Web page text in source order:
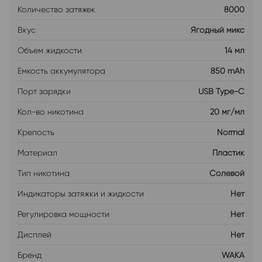
Количество затяжек 8000
Вкус Ягодный микс
Объем жидкости 14 мл
Емкость аккумулятора 850 mAh
Порт зарядки USB Type-C
Кол-во никотина 20 мг/мл
Крепость Normal
Материал Пластик
Тип никотина Солевой
Индикаторы затяжки и жидкости Нет
Регулировка мощности Нет
Дисплей Нет
Бренд WAKA